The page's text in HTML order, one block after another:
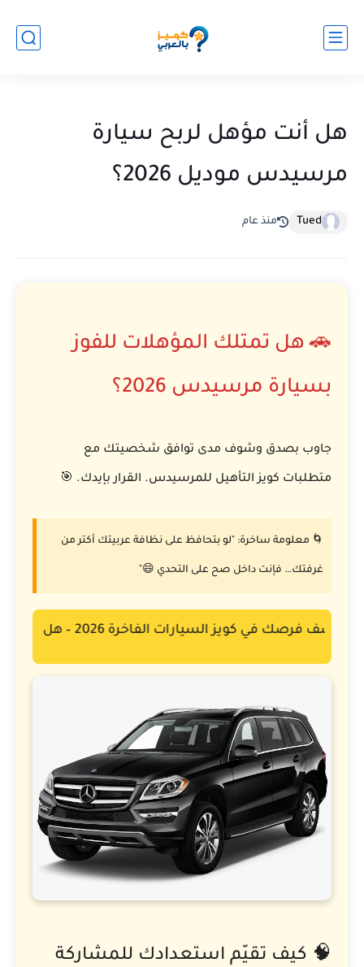
هل أنت مؤهل لربح سيارة
مرسيدس موديل 2026؟
Tued منذ عام
🚗 هل تمتلك المؤهلات للفوز
بسيارة مرسيدس 2026؟
جاوب بصدق وشوف مدى توافق شخصيتك مع
متطلبات كويز التأهيل للمرسيدس. القرار بإيدك. 🎯
🌀 معلومة ساخرة: "لو بتحافظ على نظافة عربيتك أكتر من
غرفتك… فإنت داخل صح على التحدي 😄"
اكتشف فرصك في كويز السيارات الفاخرة 2026 – هل تمتلك ما يكفي لتكون مؤهلًا؟ 🚘 اختبر قدراتك الآن!
🧠 كيف تقيّم استعدادك للمشاركة